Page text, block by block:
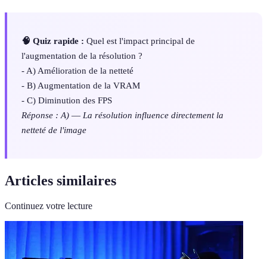
🧠 Quiz rapide : Quel est l'impact principal de
l'augmentation de la résolution ?
- A) Amélioration de la netteté
- B) Augmentation de la VRAM
- C) Diminution des FPS
Réponse : A) — La résolution influence directement la
netteté de l'image
Articles similaires
Continuez votre lecture